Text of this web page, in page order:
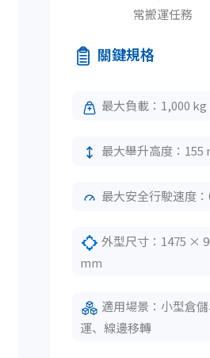
常搬運任務
關鍵規格
最大負載：1,000 kg
最大舉升高度：155
最大安全行駛速度
外型尺寸：1475 ×
mm
適用場景：小型倉
運、線邊移轉